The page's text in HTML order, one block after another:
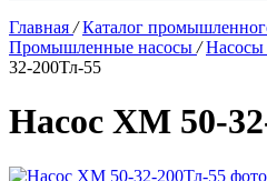
Главная / Каталог
Промышленные насосы / Насосы
32-200Тл-55
Насос ХМ 50-